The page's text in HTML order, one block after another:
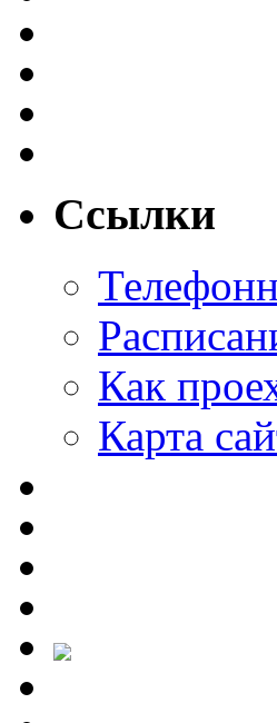
Ссылки
Как
Карта